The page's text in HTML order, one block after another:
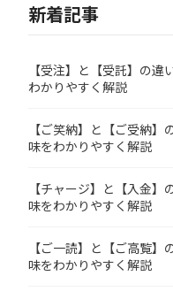
新着記事
【受注】と【受託】の
わかりやすく解説
【ご笑納】と【ご受納
味をわかりやすく解説
【チャージ】と【入金
味をわかりやすく解説
【ご一読】と【ご高覧
味をわかりやすく解説